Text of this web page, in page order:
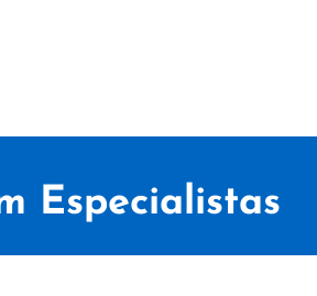
Especialistas